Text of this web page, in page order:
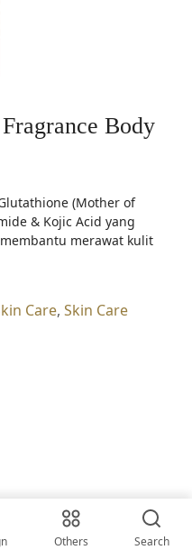
Body
(Mother of
& Kojic Acid yang
merawat kulit
Care, Skin Care
Others Search